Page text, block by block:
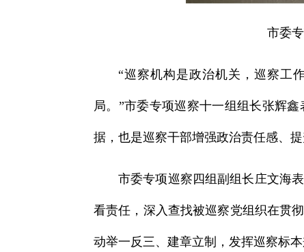
市委
“巡察机构是政治机关，巡察工
局。”市委专项巡察十一组组长张辉
据，也是巡察干部增强政治责任感、
市委专项巡察四组副组长庄文海
看责任，深入查找被巡察党组织在贯
动举一反三、建章立制，发挥巡察标